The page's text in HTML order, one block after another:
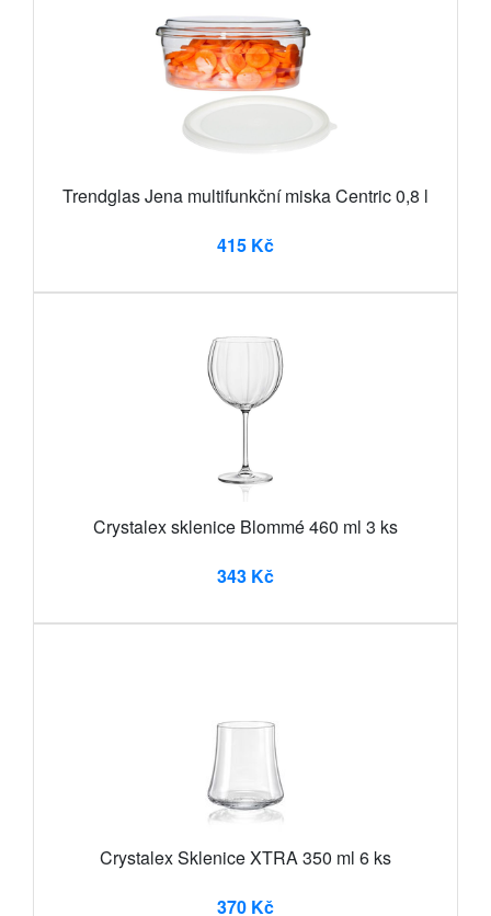
Trendglas Jena multifunkční miska Centric 0,8 l
415 Kč
Crystalex sklenice Blommé 460 ml 3 ks
343 Kč
Crystalex Sklenice XTRA 350 ml 6 ks
370 Kč